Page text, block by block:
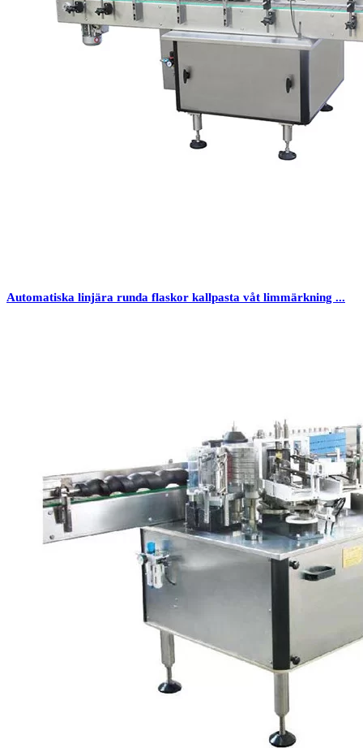
Automatiska linjära runda flaskor kallpasta våt limmärkning ...